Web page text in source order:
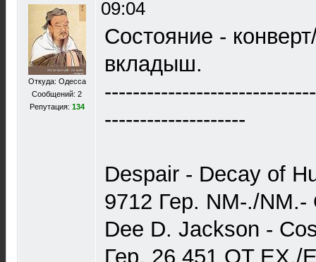
Откуда: Одесса
Сообщений: 2
Репутация: 134
09:04
Состояние -
вкладыш.
--------------------
Despair - Decay of
9712 Гер. NM-./NM.-
Dee D. Jackson -
Гер. 26 451 OT EX./